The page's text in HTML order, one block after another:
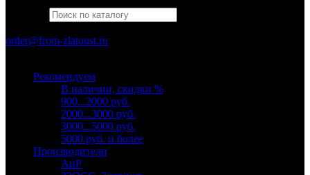
order@from-zlatoust.ru
Рекомендуем
В наличии, скидки %
900...2000 руб.
2000...3000 руб.
3000...5000 руб.
5000 руб. и более
Производители
АиР